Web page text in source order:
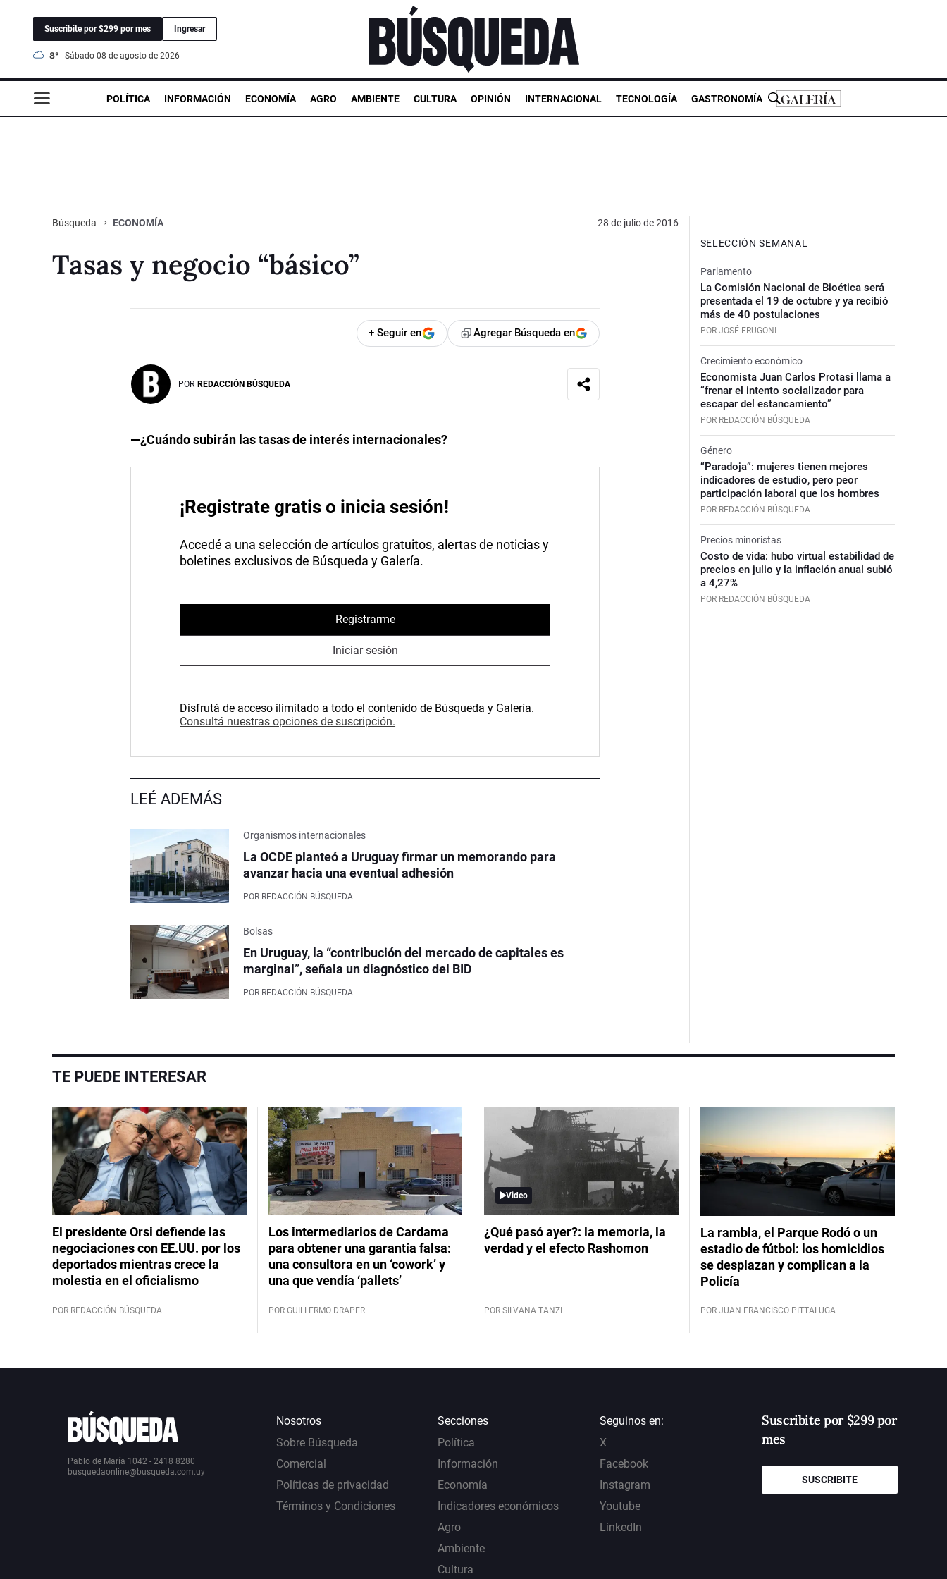
Suscribite por $299 por mes Ingresar
8° sábado 08 de agosto de 2026
POLÍTICA INFORMACIÓN ECONOMÍA AGRO AMBIENTE CULTURA OPINIÓN INTERNACIONAL TECNOLOGÍA GASTRONOMÍA
Búsqueda ECONOMÍA 28 de julio de 2016
Tasas y negocio “básico”
+ Seguir en Agregar Búsqueda en
POR REDACCIÓN BÚSQUEDA
—¿Cuándo subirán las tasas de interés internacionales?
¡Registrate gratis o inicia sesión!
Accedé a una selección de artículos gratuitos, alertas de noticias y
boletines exclusivos de Búsqueda y Galería.
Registrarme
Iniciar sesión
Disfrutá de acceso ilimitado a todo el contenido de Búsqueda y Galería.
Consultá nuestras opciones de suscripción.
LEÉ ADEMÁS
Organismos internacionales
La OCDE planteó a Uruguay firmar un memorando para
avanzar hacia una eventual adhesión
POR REDACCIÓN BÚSQUEDA
Bolsas
En Uruguay, la “contribución del mercado de capitales es
marginal”, señala un diagnóstico del BID
POR REDACCIÓN BÚSQUEDA
SELECCIÓN SEMANAL
Parlamento
La Comisión Nacional de Bioética será
presentada el 19 de octubre y ya recibió
más de 40 postulaciones
POR JOSÉ FRUGONI
Crecimiento económico
Economista Juan Carlos Protasi llama a
“frenar el intento socializador para
escapar del estancamiento”
POR REDACCIÓN BÚSQUEDA
Género
“Paradoja”: mujeres tienen mejores
indicadores de estudio, pero peor
participación laboral que los hombres
POR REDACCIÓN BÚSQUEDA
Precios minoristas
Costo de vida: hubo virtual estabilidad de
precios en julio y la inflación anual subió
a 4,27%
POR REDACCIÓN BÚSQUEDA
TE PUEDE INTERESAR
El presidente Orsi defiende las
negociaciones con EE.UU. por los
deportados mientras crece la
molestia en el oficialismo
POR REDACCIÓN BÚSQUEDA
Los intermediarios de Cardama
para obtener una garantía falsa:
una consultora en un ‘cowork’ y
una que vendía ‘pallets’
POR GUILLERMO DRAPER
Video
¿Qué pasó ayer?: la memoria, la
verdad y el efecto Rashomon
POR SILVANA TANZI
La rambla, el Parque Rodó o un
estadio de fútbol: los homicidios
se desplazan y complican a la
Policía
POR JUAN FRANCISCO PITTALUGA
Pablo de María 1042 - 2418 8280
busquedaonline@busqueda.com.uy
Nosotros
Sobre Búsqueda
Comercial
Políticas de privacidad
Términos y Condiciones
Secciones
Política
Información
Economía
Indicadores económicos
Agro
Ambiente
Cultura
Seguinos en:
X
Facebook
Instagram
Youtube
LinkedIn
Suscribite por $299 por
mes
SUSCRIBITE